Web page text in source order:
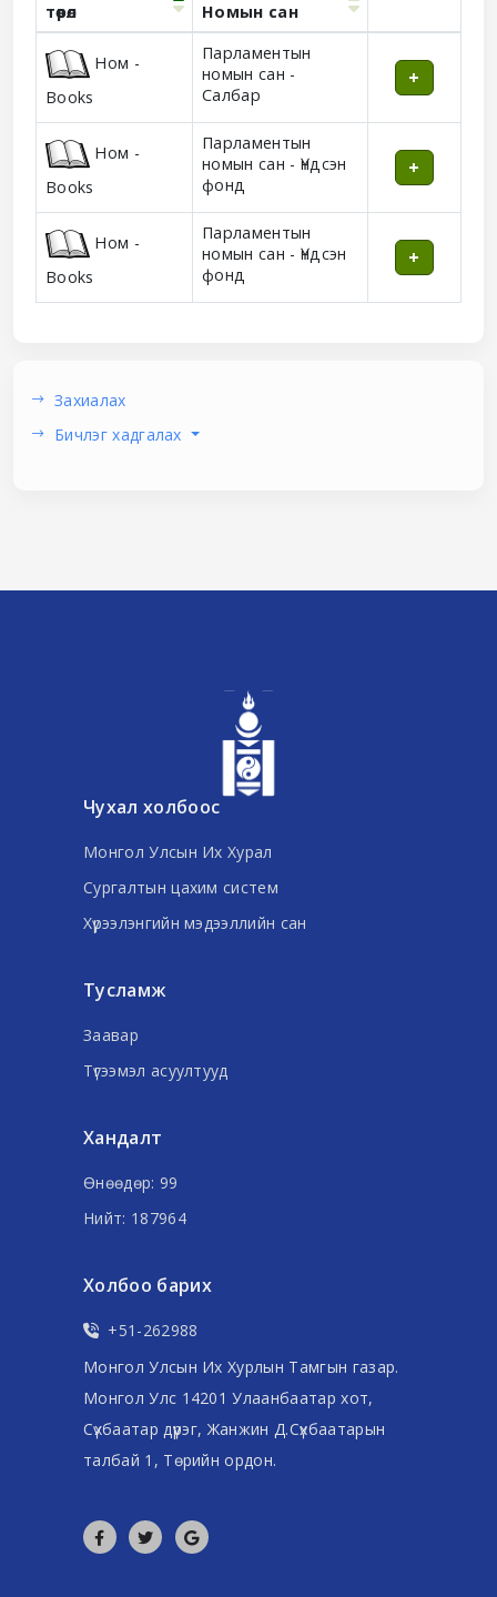
төрөл
Номын сан
Ном -
Books
Парламентын
номын сан -
Салбар
Ном -
Books
Парламентын
номын сан - Үндсэн
фонд
Ном -
Books
Парламентын
номын сан - Үндсэн
фонд
Захиалах
Бичлэг хадгалах
Чухал холбоос
Монгол Улсын Их Хурал
Сургалтын цахим систем
Хүрээлэнгийн мэдээллийн сан
Тусламж
Заавар
Түгээмэл асуултууд
Хандалт
Өнөөдөр: 99
Нийт: 187964
Холбоо барих
+51-262988
Монгол Улсын Их Хурлын Тамгын газар.
Монгол Улс 14201 Улаанбаатар хот,
Сүхбаатар дүүрэг, Жанжин Д.Сүхбаатарын
талбай 1, Төрийн ордон.